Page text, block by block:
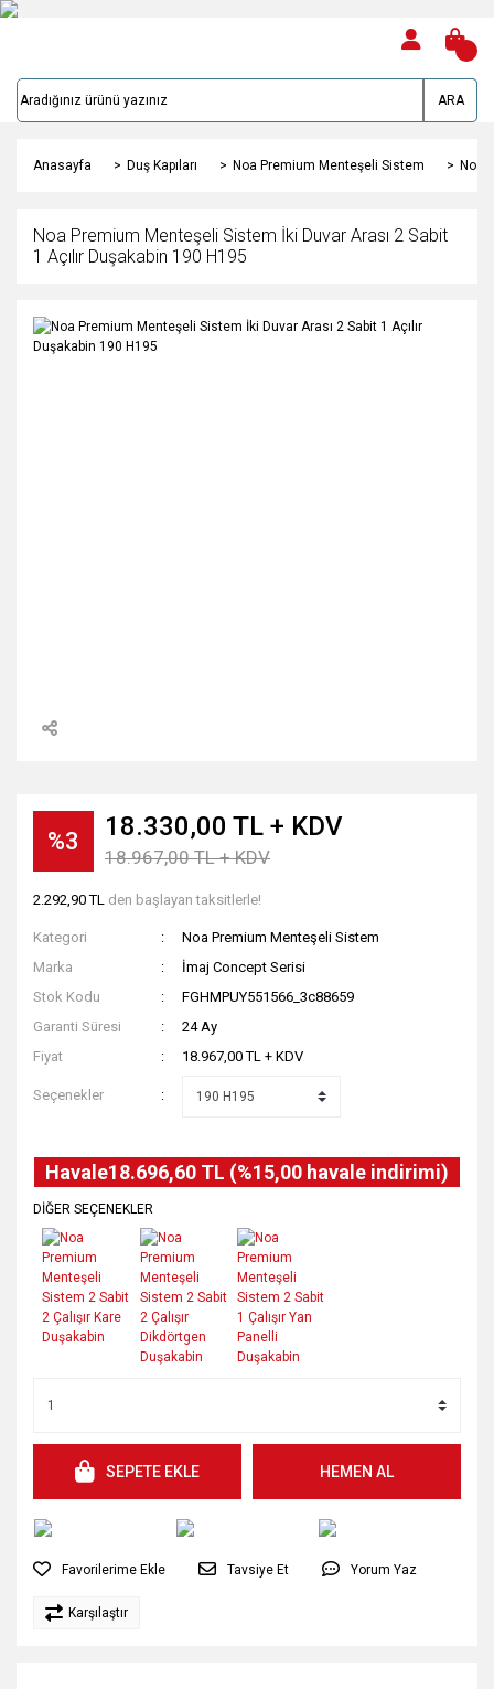
ARA
Anasayfa Duş Kapıları Noa Premium Menteşeli Sistem Noa
Noa Premium Menteşeli Sistem İki Duvar Arası 2 Sabit
1 Açılır Duşakabin 190 H195
%3 18.330,00 TL + KDV
18.967,00 TL + KDV
2.292,90 TL den başlayan taksitlerle!
Kategori
Noa Premium Menteşeli Sistem
Marka
İmaj Concept Serisi
Stok Kodu
FGHMPUY551566_3c88659
Garanti Süresi
24 Ay
Fiyat
18.967,00 TL + KDV
Seçenekler
Havale18.696,60 TL (%15,00 havale indirimi)
DİĞER SEÇENEKLER
SEPETE EKLE HEMEN AL
Tavsiye Et Yorum Yaz
Karşılaştır